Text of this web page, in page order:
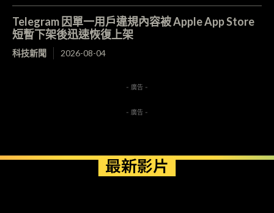
Telegram 因單一用戶違規內容被 Apple App Store
短暫下架後迅速恢復上架
科技新聞 2026-08-04
- 廣告 -
- 廣告 -
最新影片